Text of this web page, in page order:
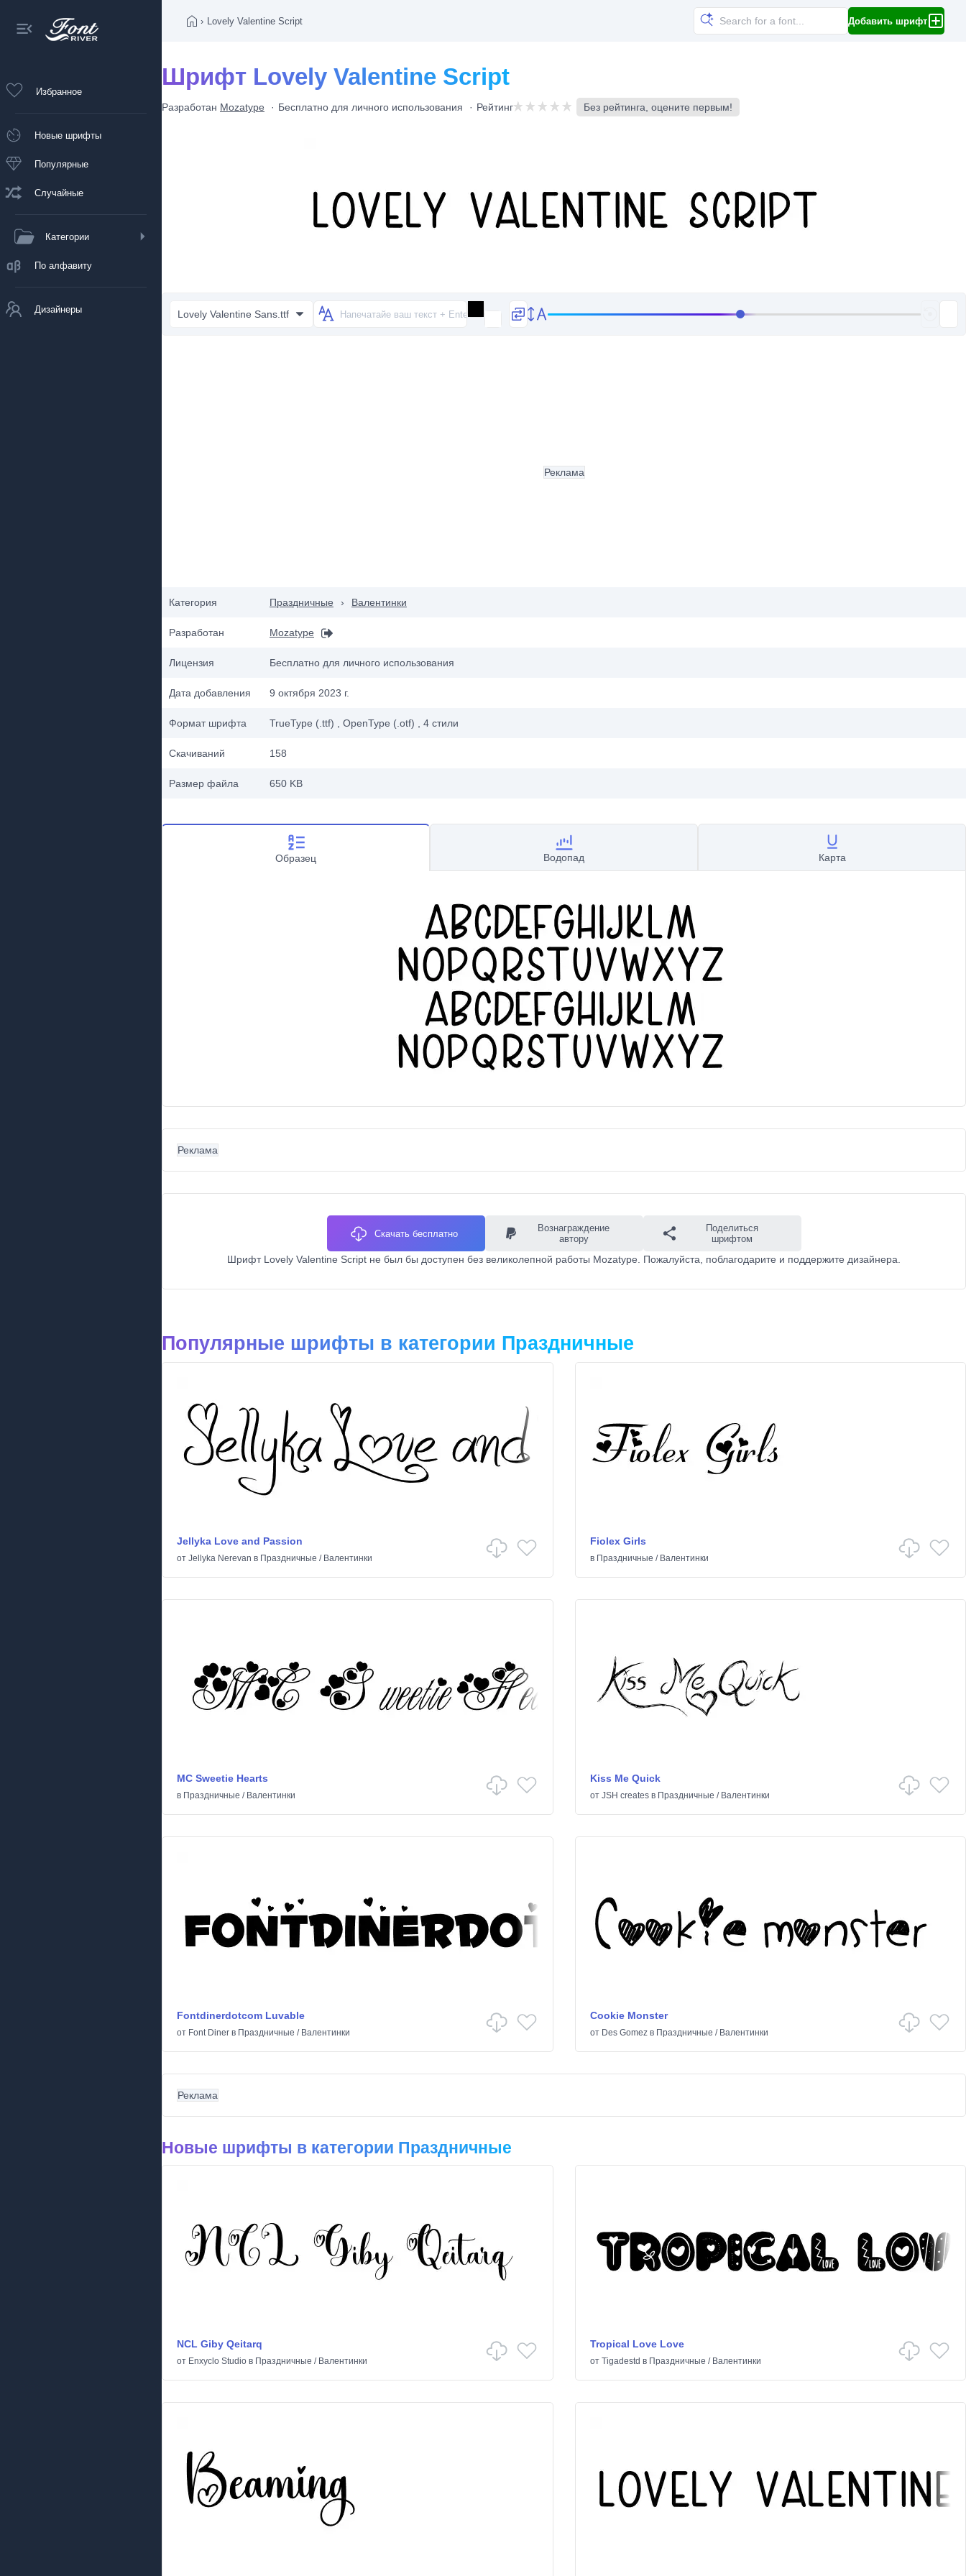
Избранное
Новые шрифты
Популярные
Случайные
Категории
По алфавиту
Дизайнеры
› Lovely Valentine Script Добавить шрифт
Шрифт Lovely Valentine Script
Разработан Mozatype Бесплатно для личного использования Рейтинг Без рейтинга, оцените первым!
Lovely Valentine Sans.ttf
Категория Праздничные › Валентинки
Разработан Mozatype
Лицензия Бесплатно для личного использования
Дата добавления 9 октября 2023 г.
Формат шрифта TrueType (.ttf) , OpenType (.otf) , 4 стили
Скачиваний 158
Размер файла 650 KB
Реклама
Образец Водопад Карта
Реклама
Скачать бесплатно
Вознаграждение
автору
Поделиться
шрифтом
Шрифт Lovely Valentine Script не был бы доступен без великолепной работы Mozatype. Пожалуйста, поблагодарите и поддержите дизайнера.
Популярные шрифты в категории Праздничные
Jellyka Love and Passion
от Jellyka Nerevan в Праздничные / Валентинки
Fiolex Girls
в Праздничные / Валентинки
MC Sweetie Hearts
в Праздничные / Валентинки
Kiss Me Quick
от JSH createsв Праздничные / Валентинки
Fontdinerdotcom Luvable
от Font Diner в Праздничные / Валентинки
Cookie Monster
от Des Gomezв Праздничные / Валентинки
Реклама
Новые шрифты в категории Праздничные
NCL Giby Qeitarq
от Enxyclo Studio в Праздничные / Валентинки
Tropical Love Love
от Tigadestd в Праздничные / Валентинки